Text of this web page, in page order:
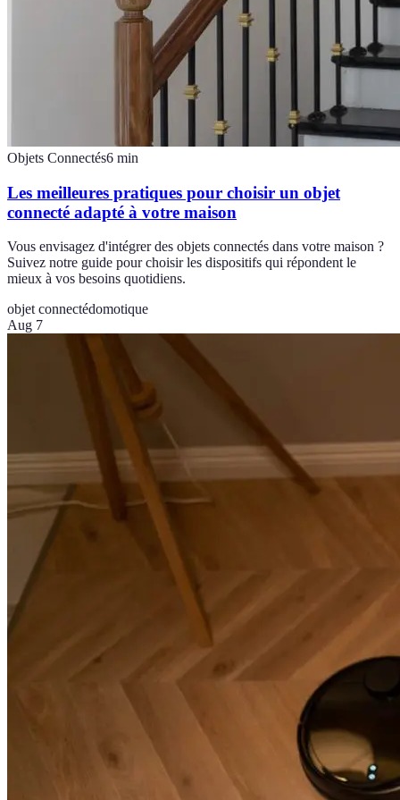
Objets Connectés6 min
Les meilleures pratiques pour choisir un objet
connecté adapté à votre maison
Vous envisagez d'intégrer des objets connectés dans votre maison ?
Suivez notre guide pour choisir les dispositifs qui répondent le
mieux à vos besoins quotidiens.
objet connectédomotique
Aug 7